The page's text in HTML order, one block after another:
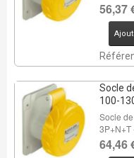
56,37
Socle
100-
Socle
3P+N+T
64,46